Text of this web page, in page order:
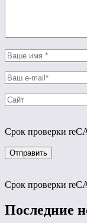
Срок проверки
Срок проверки
Последние